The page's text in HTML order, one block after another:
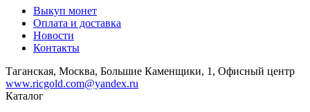
Выкуп монет
Оплата и доставка
Новости
Контакты
Таганская, Москва, Большие Каменщики, 1, Офисный центр
www.ricgold.com@yandex.ru
Каталог